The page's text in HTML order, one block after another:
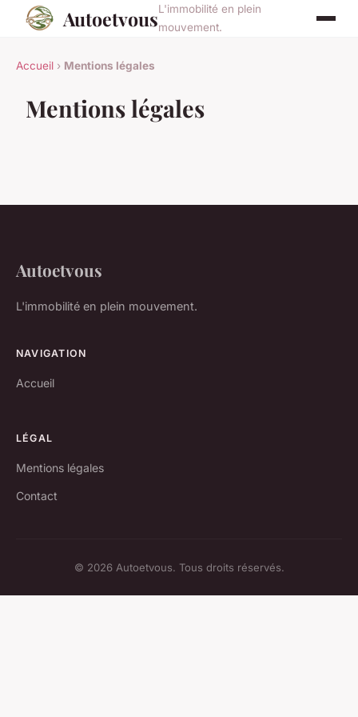
AutoetvousL'immobilité en plein
mouvement.
Accueil › Mentions légales
Mentions légales
Autoetvous
L'immobilité en plein mouvement.
NAVIGATION
Accueil
LÉGAL
Mentions légales
Contact
© 2026 Autoetvous. Tous droits réservés.